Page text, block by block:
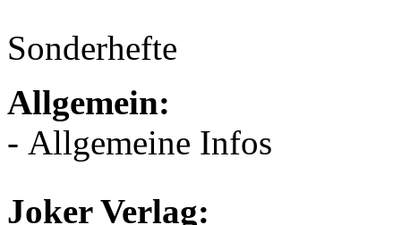
Sonderhefte
Allgemein:
- Allgemeine Infos
Joker Verlag: